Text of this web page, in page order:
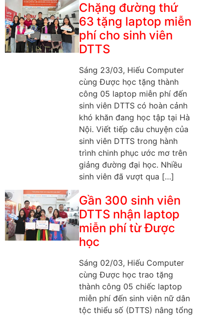
Chặng đường thứ
63 tặng laptop miễn
phí cho sinh viên
DTTS
Sáng 23/03, Hiếu Computer
cùng Được học tặng thành
công 05 laptop miễn phí đến
sinh viên DTTS có hoàn cảnh
khó khăn đang học tập tại Hà
Nội. Viết tiếp câu chuyện của
sinh viên DTTS trong hành
trình chinh phục ước mơ trên
giảng đường đại học. Nhiều
sinh viên đã vượt qua […]
Gần 300 sinh viên
DTTS nhận laptop
miễn phí từ Được
học
Sáng 02/03, Hiếu Computer
cùng Được học trao tặng
thành công 05 chiếc laptop
miễn phí đến sinh viên nữ dân
tộc thiểu số (DTTS) nâng tổng